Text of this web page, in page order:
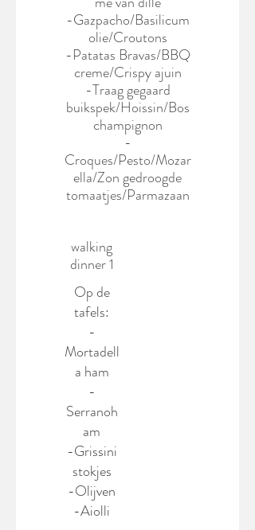
-Gazpacho/Basilicum
olie/Croutons
-Patatas Bravas/BBQ
creme/Crispy ajuin
-Traag gegaard
buikspek/Hoissin/Bos
champignon
-
Croques/Pesto/Mozar
ella/Zon gedroogde
tomaatjes/Parmazaan
walking
dinner 1
Op de
tafels:
-
Mortadell
a ham
-
Serranoh
am
-Grissini
stokjes
-Olijven
-Aiolli